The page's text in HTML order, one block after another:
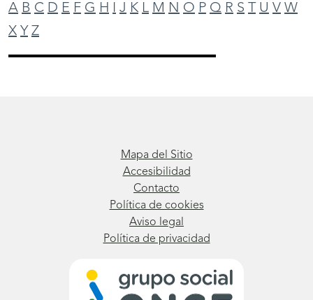
A B C D E F G H J K L M N O P Q R S T U V W
X Y Z
Mapa del Sitio
Accesibilidad
Contacto
Política de cookies
Aviso legal
Política de privacidad